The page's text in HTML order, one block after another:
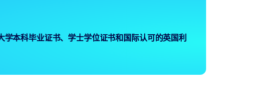
本科毕业证书、学士学位证书和国际认可的英国利